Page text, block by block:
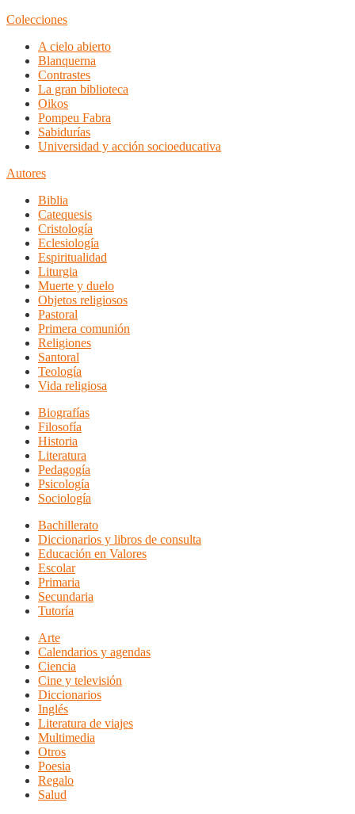
Colecciones
A cielo abierto
Blanquerna
Contrastes
La gran biblioteca
Oikos
Pompeu Fabra
Sabidurías
Universidad y acción socioeducativa
Autores
Biblia
Catequesis
Cristología
Eclesiología
Espiritualidad
Liturgia
Muerte y duelo
Objetos religiosos
Pastoral
Primera comunión
Religiones
Santoral
Teología
Vida religiosa
Biografías
Filosofía
Historia
Literatura
Pedagogía
Psicología
Sociología
Bachillerato
Diccionarios y libros de consulta
Educación en Valores
Escolar
Primaria
Secundaria
Tutoría
Arte
Calendarios y agendas
Ciencia
Cine y televisión
Diccionarios
Inglés
Literatura de viajes
Multimedia
Otros
Poesia
Regalo
Salud